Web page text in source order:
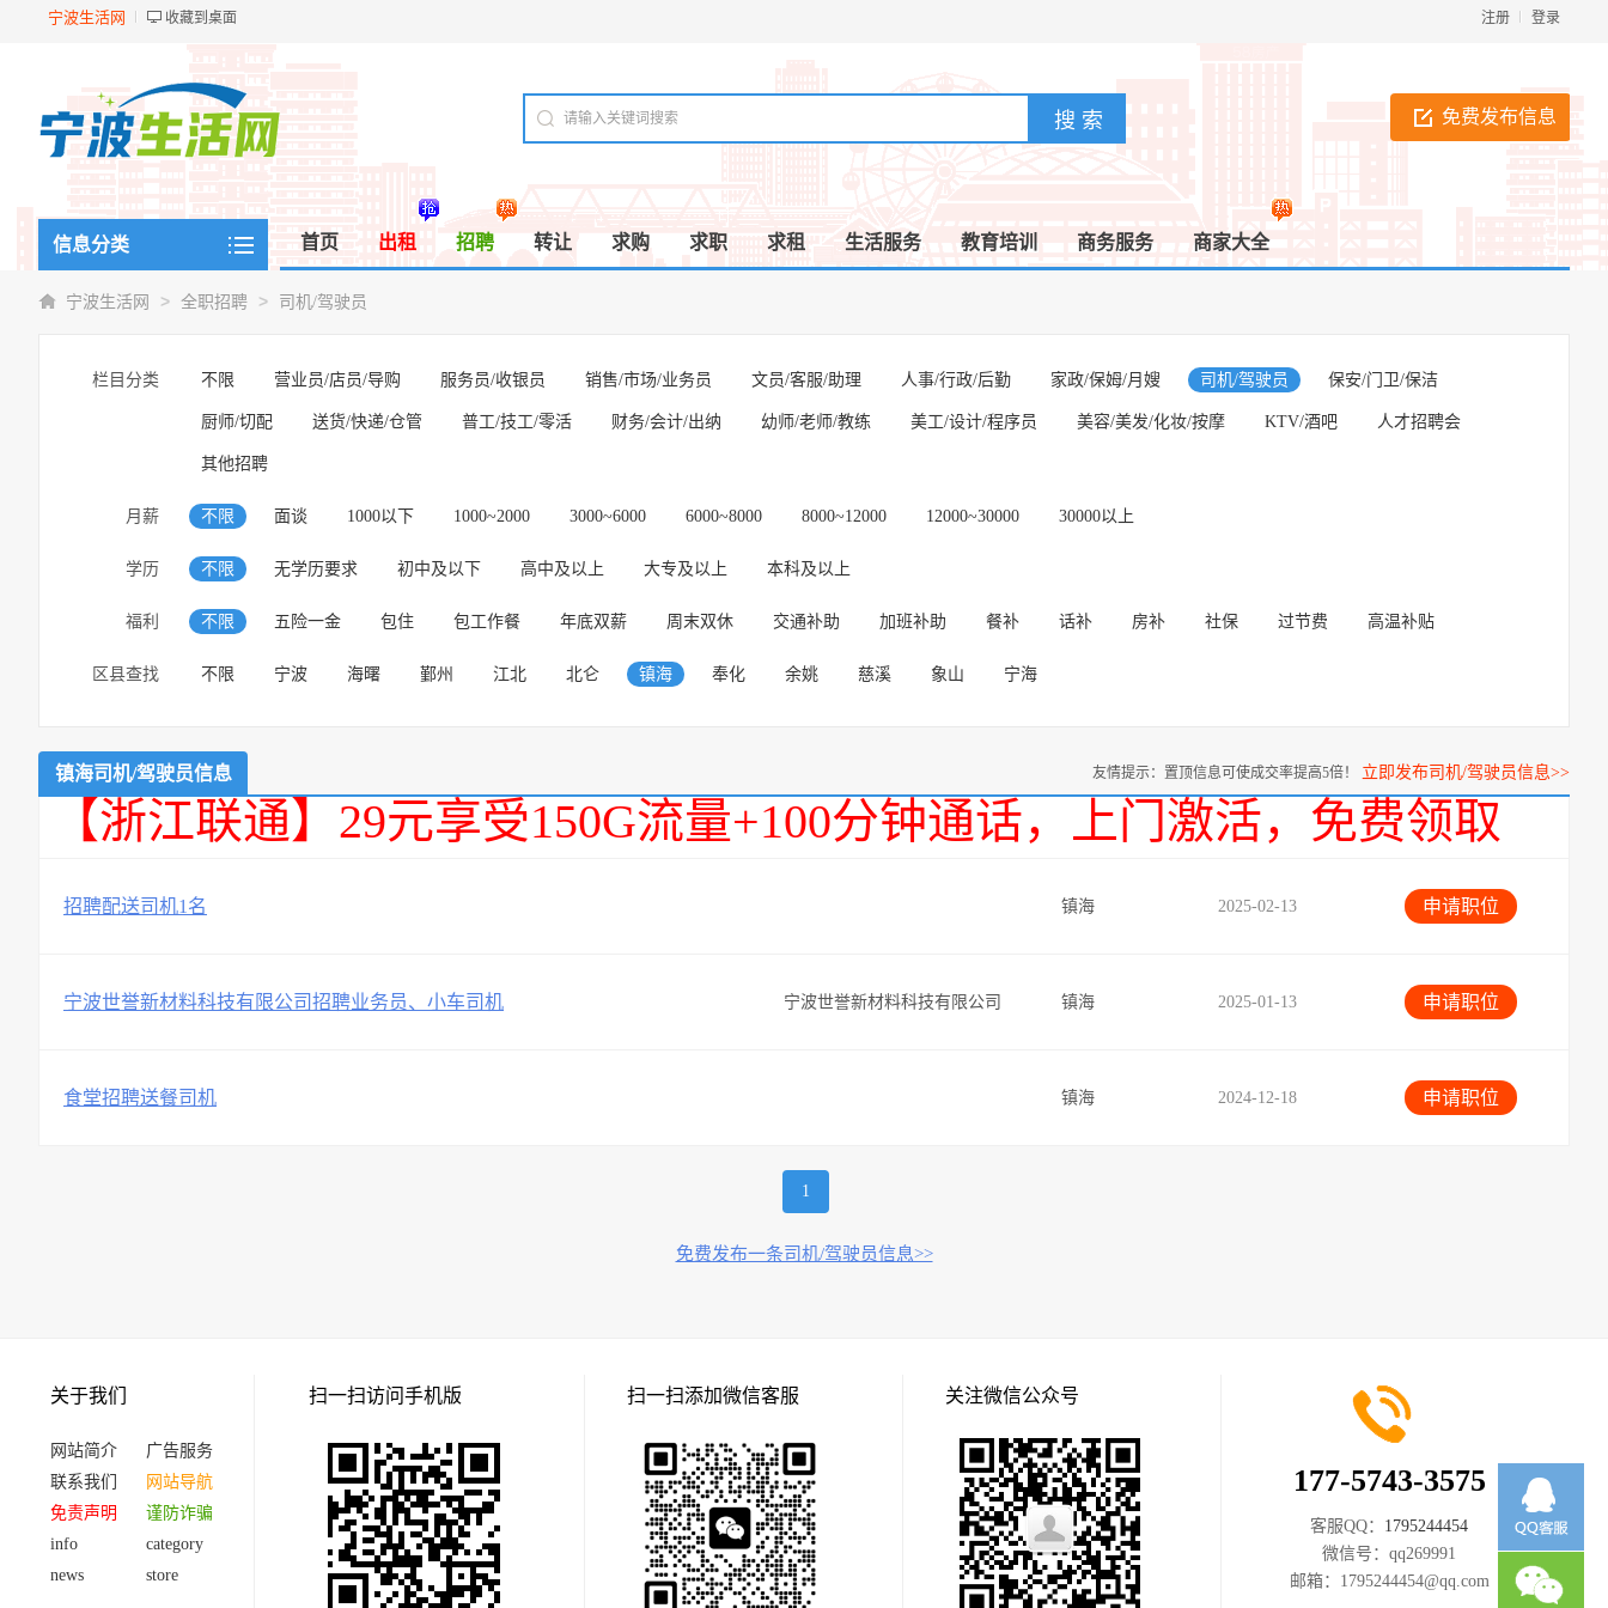
宁波生活网 收藏到桌面 登录
注册
免费发布信息
信息分类 首页 出租 招聘 转让 求购 求职 求租 生活服务 教育培训 商务服务 商家大全
宁波生活网 > 全职招聘 > 司机/驾驶员
栏目分类 不限 营业员/店员/导购 服务员/收银员 销售/市场/业务员 文员/客服/助理 人事/行政/后勤 家政/保姆/月嫂 司机/驾驶员 保安/门卫/保洁
厨师/切配 送货/快递/仓管 普工/技工/零活 财务/会计/出纳 幼师/老师/教练 美工/设计/程序员 美容/美发/化妆/按摩 KTV/酒吧 人才招聘会
其他招聘
月薪 不限 面谈 1000以下 1000~2000 3000~6000 6000~8000 8000~12000 12000~30000 30000以上
学历 不限 无学历要求 初中及以下 高中及以上 大专及以上 本科及以上
福利 不限 五险一金 包住 包工作餐 年底双薪 周末双休 交通补助 加班补助 餐补 话补 房补 社保 过节费 高温补贴
区县查找 不限 宁波 海曙 鄞州 江北 北仑 镇海 奉化 余姚 慈溪 象山 宁海
镇海司机/驾驶员信息 友情提示：置顶信息可使成交率提高5倍！ 立即发布司机/驾驶员信息>>
【浙江联通】29元享受150G流量+100分钟通话，上门激活，免费领取
招聘配送司机1名 申请职位
2025-02-13
镇海
宁波世誉新材料科技有限公司招聘业务员、小车司机 申请职位
2025-01-13
镇海
宁波世誉新材料科技有限公司
食堂招聘送餐司机 申请职位
2024-12-18
镇海
1
免费发布一条司机/驾驶员信息>>
关于我们
网站简介
广告服务
联系我们
网站导航
免责声明
谨防诈骗
info
category
news
store
扫一扫访问手机版 扫一扫添加微信客服 关注微信公众号
177-5743-3575
客服QQ： 1795244454
微信号： qq269991
邮箱： 1795244454@qq.com